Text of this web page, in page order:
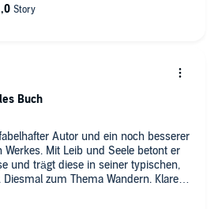
Autor und ein noch besserer
Werkes. Mit Leib und Seele betont er
und trägt diese in seiner typischen,
zum Thema Wandern. Klare
Buch